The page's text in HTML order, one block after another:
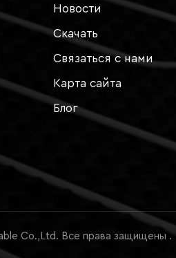
Новости
Скачать
Связаться с нами
Карта сайта
Блог
Co.,Ltd. Все права защищены .